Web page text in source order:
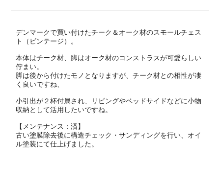
デンマークで買い付けたチーク＆オーク材のスモールチェス
ト（ビンテージ）。
本体はチーク材、脚はオーク材のコンストラスが可愛らしい
佇まい。
脚は後から付けたモノとなりますが、チーク材との相性が凄
く良いですね、
小引出が２杯付属され、リビングやベッドサイドなどに小物
収納として活用したいですね。
【メンテナンス：済】
古い塗膜除去後に構造チェック・サンディングを行い、オイ
ル塗装にて仕上げました。